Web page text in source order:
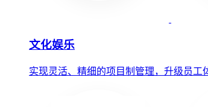
文化娱乐
实现灵活、精细的项目制管理，升级员工